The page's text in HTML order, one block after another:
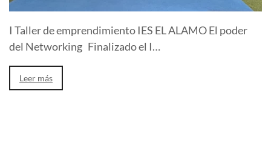
I Taller de emprendimiento IES EL ALAMO El poder
del Networking Finalizado el I…
Leer más